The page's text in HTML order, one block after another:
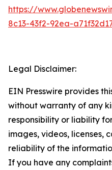
https://
8c13-43f2-92ea-
Legal Disclaimer:
EIN Presswire provides
without warranty of any
responsibility or liability
images, videos, licenses,
reliability of the
If you have any